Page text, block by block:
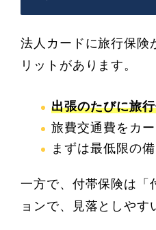
法人カードに旅行保険
リットがあります。
出張のたびに旅
旅費交通費をカ
まずは最低限の
一方で、付帯保険は「
ョンで、見落としやす